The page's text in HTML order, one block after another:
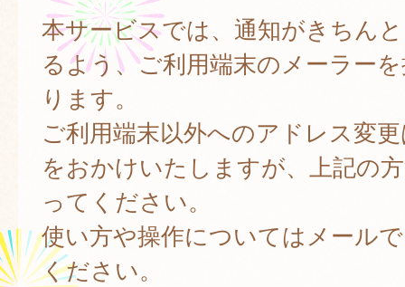
本サービスでは、通知がきちん
るよう、ご利用端末のメーラー
ります。
ご利用端末以外へのアドレス変
をおかけいたしますが、上記の
ってください。
使い方や操作についてはメール
ください。